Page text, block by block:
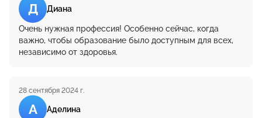
Д Диана
Очень нужная профессия! Особенно сейчас, когда
важно, чтобы образование было доступным для всех,
независимо от здоровья.
А Аделина
28 сентября 2024 г.